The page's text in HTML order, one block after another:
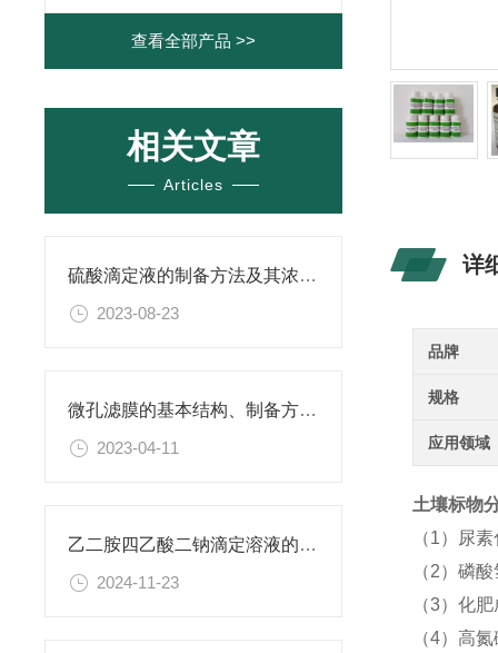
查看全部产品 >>
相关文章
Articles
硫酸滴定液的制备方法及其浓度的确定
2023-08-23
微孔滤膜的基本结构、制备方法、性能特点以及应用领域
2023-04-11
乙二胺四乙酸二钠滴定溶液的稳定性与保存条件
2024-11-23
详
品牌
规格
应用领域
土壤标物
（1）
（2）磷
（3）
（4）高